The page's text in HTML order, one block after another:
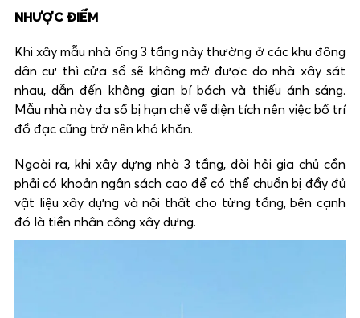
NHƯỢC ĐIỂM
Khi xây mẫu nhà ống 3 tầng này thường ở các khu đông
dân cư thì cửa sổ sẽ không mở được do nhà xây sát
nhau, dẫn đến không gian bí bách và thiếu ánh sáng.
Mẫu nhà này đa số bị hạn chế về diện tích nên việc bố trí
đồ đạc cũng trở nên khó khăn.
Ngoài ra, khi xây dựng nhà 3 tầng, đòi hỏi gia chủ cần
phải có khoản ngân sách cao để có thể chuẩn bị đầy đủ
vật liệu xây dựng và nội thất cho từng tầng, bên cạnh
đó là tiền nhân công xây dựng.